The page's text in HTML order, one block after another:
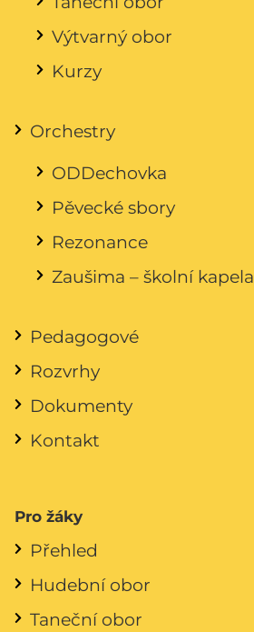
Výtvarný obor
Kurzy
Orchestry
ODDechovka
Pěvecké sbory
Rezonance
Zaušima – školní kapela
Pedagogové
Rozvrhy
Dokumenty
Kontakt
Pro žáky
Přehled
Hudební obor
Taneční obor